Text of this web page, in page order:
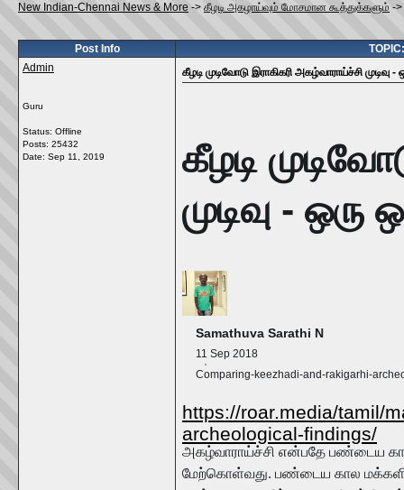
New Indian-Chennai News & More -> கீழடி அகழாய்வும் மோசமான கூத்துக்களும் ->
Post Info
TOPIC:
Admin
Guru
Status: Offline
Posts: 25432
Date: Sep 11, 2019
கீழடி முடிவோடு இராகிகரி அகழ்வாராய்ச்சி முடிவு -
கீழடி
முடிவு - ஒரு
Samathuva Sarathi N
11 Sep 2018
Comparing-keezhadi-and-rakigarhi-
https://roar.media/tamil/
archeological-findings/
அகழ்வாராய்ச்சி என்பதே பண்டைய
மேற்கொள்வது. பண்டைய கால